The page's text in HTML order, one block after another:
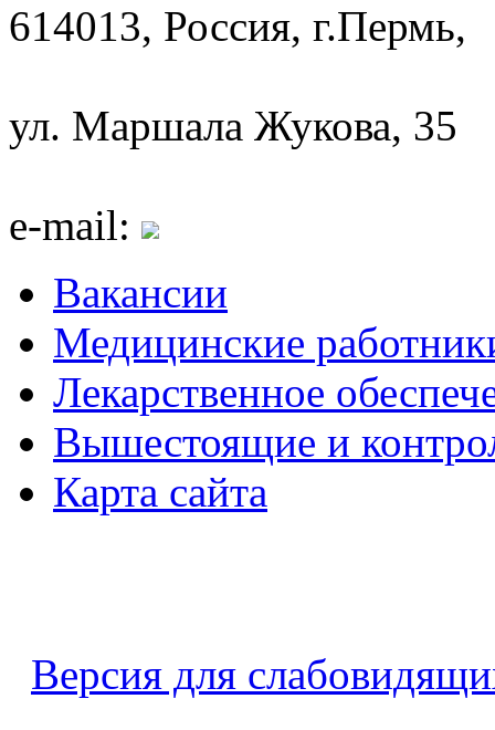
614013, Россия, г.Пермь,
ул. Маршала Жукова, 35
e-mail:
Вакансии
Медицинские
Лекарственное
Вышестоящие и
Карта сайта
Версия для